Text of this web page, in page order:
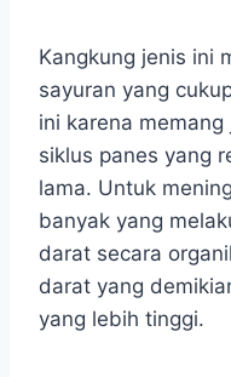
Kangkung jenis ini
sayuran yang
ini karena
siklus panes yang
lama. Untuk
banyak yang
darat secara
darat yang
yang lebih tinggi.